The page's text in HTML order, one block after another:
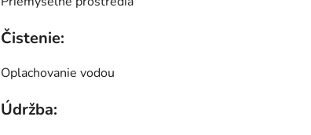
Čistenie:
Oplachovanie vodou
Údržba: